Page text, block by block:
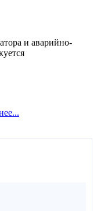
и аварийно-